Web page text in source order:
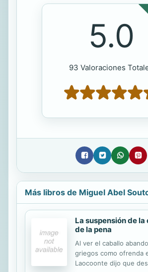
5.0
93 Valoraciones
Más libros de Miguel Abel
La suspensión de
de la pena
Al ver el caballo
griegos como ofrenda
Laocoonte dijo que